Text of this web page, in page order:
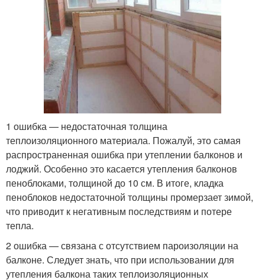
1 ошибка — недостаточная толщина
теплоизоляционного материала. Пожалуй, это самая
распространенная ошибка при утеплении балконов и
лоджий. Особенно это касается утепления балконов
пеноблоками, толщиной до 10 см. В итоге, кладка
пеноблоков недостаточной толщины промерзает зимой,
что приводит к негативным последствиям и потере
тепла.
2 ошибка — связана с отсутствием пароизоляции на
балконе. Следует знать, что при использовании для
утепления балкона таких теплоизоляционных